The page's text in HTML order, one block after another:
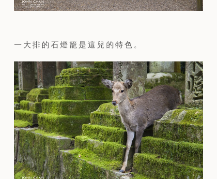
一大排的石燈籠是這兒的特色。